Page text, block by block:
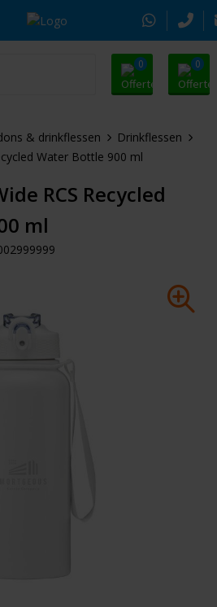
0 0
& drinkflessen
Drinkflessen
Water Bottle 900 ml
RCS Recycled
ml